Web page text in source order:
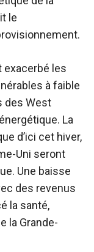
le
exacerbé les
à faible
des West
La
d’ici cet hiver,
Uni seront
Une baisse
des revenus
la santé,
la Grande-